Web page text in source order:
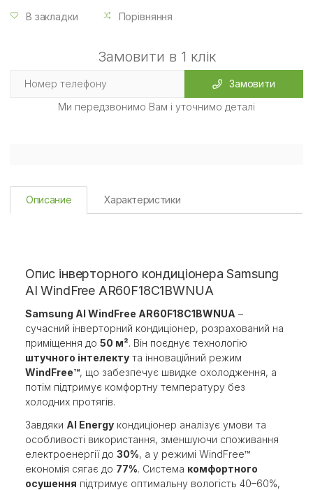
В закладки Порівняння
Замовити в 1 клік
Замовити
Ми передзвонимо Вам і уточнимо деталі
Описание Характеристики
Опис інверторного кондиціонера Samsung
AI WindFree AR60F18C1BWNUA
Samsung AI WindFree AR60F18C1BWNUA –
сучасний інверторний кондиціонер, розрахований на
приміщення до 50 м². Він поєднує технологію
штучного інтелекту та інноваційний режим
WindFree™, що забезпечує швидке охолодження, а
потім підтримує комфортну температуру без
холодних протягів.
Завдяки AI Energy кондиціонер аналізує умови та
особливості використання, зменшуючи споживання
електроенергії до 30%, а у режимі WindFree™
економія сягає до 77%. Система комфортного
осушення підтримує оптимальну вологість 40–60%,